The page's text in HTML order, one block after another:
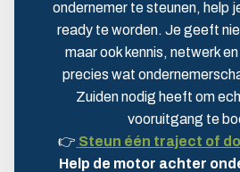
ondernemer te steunen, help
ready te worden. Je geeft
maar ook kennis, netwerk
precies wat
Zuiden nodig heeft om
vooruitgang te
👉 Steun één traject of
Help de motor achter